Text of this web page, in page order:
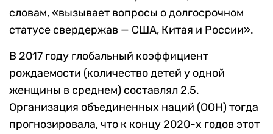
словам, «вызывает вопросы о долгосрочном
статусе свердержав — США, Китая и России».
В 2017 году глобальный коэффициент
рождаемости (количество детей у одной
женщины в среднем) составлял 2,5.
Организация объединенных наций (ООН) тогда
прогнозировала, что к концу 2020-х годов этот